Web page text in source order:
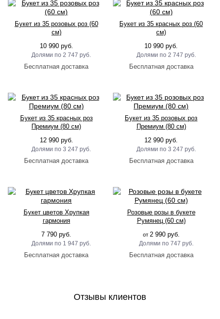
Букет из 35 розовых роз (60
см)
10 990 руб.
2 747 руб.
Букет из 35 красных роз (60
см)
10 990 руб.
2 747 руб.
Букет из 35 красных роз
Премиум (80 см)
12 990 руб.
3 247 руб.
Букет из 35 розовых роз
Премиум (80 см)
12 990 руб.
3 247 руб.
Букет цветов Хрупкая
гармония
7 790 руб.
1 947 руб.
Розовые розы в букете
Румянец (60 см)
от 2 990 руб.
747 руб.
Отзывы клиентов